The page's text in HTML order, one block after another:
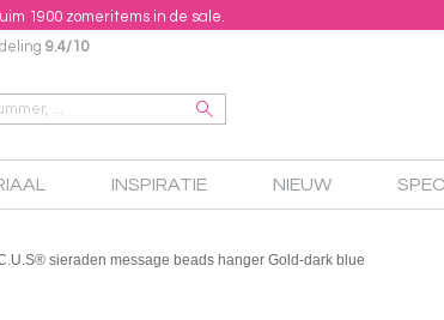
1900 zomeritems in de sale.
9.4/10
INSPIRATIE NIEUW
sieraden message beads hanger Gold-dark blue